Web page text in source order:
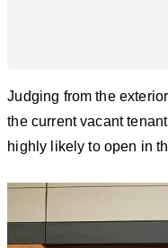
Judging from the
the current vacant
highly likely to open in